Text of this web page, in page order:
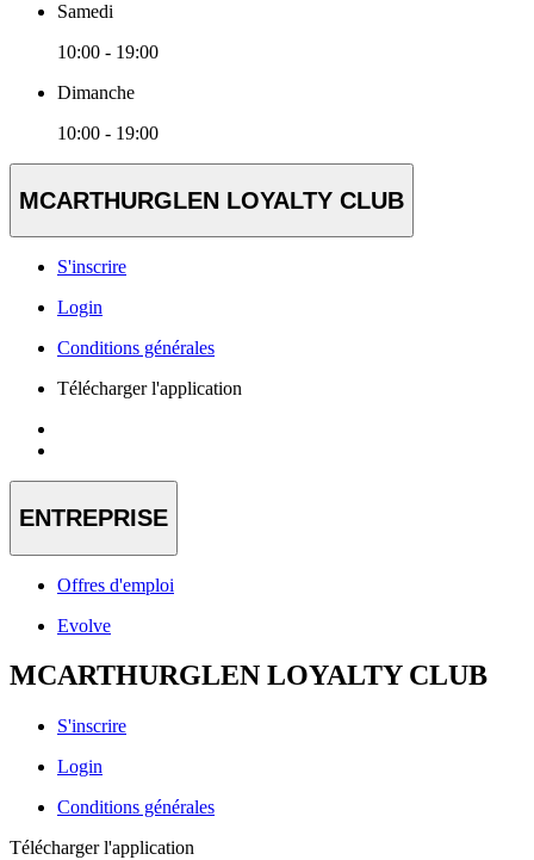
Samedi
10:00 - 19:00
Dimanche
10:00 - 19:00
MCARTHURGLEN LOYALTY CLUB
S'inscrire
Login
Conditions générales
Télécharger l'application
ENTREPRISE
Offres d'emploi
Evolve
MCARTHURGLEN LOYALTY CLUB
S'inscrire
Login
Conditions générales
Télécharger l'application